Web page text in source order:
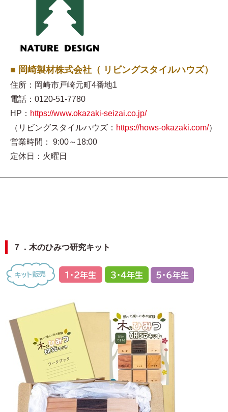
■ 岡崎製材株式会社（ リビングスタイルハウズ）
住所：岡崎市戸崎元町4番地1
電話：0120-51-7780
HP： https://www.okazaki-seizai.co.jp/
（リビングスタイルハウズ： https://hows-okazaki.com/）
営業時間： 9:00～18:00
定休日：火曜日
７．木のひみつ研究キット